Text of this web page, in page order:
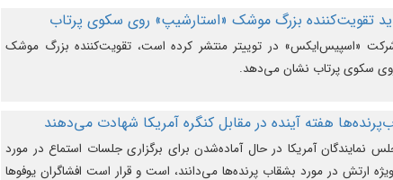
تقویت‌کننده بزرگ موشک «استارشیپ» روی سکوی پرتاب
«اسپیس‌ایکس» در توییتر منتشر کرده است، تقویت‌کننده بزرگ موشک
سکوی پرتاب نشان می‌دهد.
هفته آینده در مقابل کنگره آمریکا شهادت می‌دهند
نمایندگان آمریکا در حال آماده‌شدن برای برگزاری جلسات استماع در مورد
ارتش در مورد بشقاب پرنده‌ها می‌دانند، است و قرار است افشاگران یوفوها